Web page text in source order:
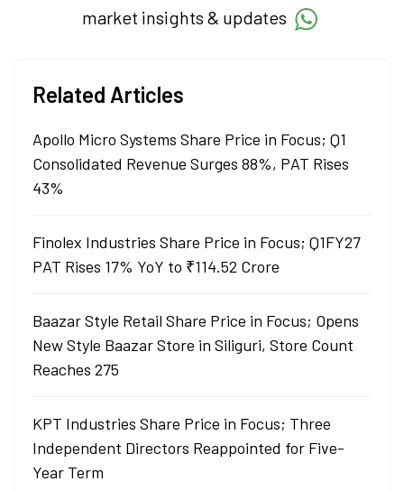
market insights & updates
Related Articles
Apollo Micro Systems Share Price in Focus; Q1
Consolidated Revenue Surges 88%, PAT Rises
43%
Finolex Industries Share Price in Focus; Q1FY27
PAT Rises 17% YoY to ₹114.52 Crore
Baazar Style Retail Share Price in Focus; Opens
New Style Baazar Store in Siliguri, Store Count
Reaches 275
KPT Industries Share Price in Focus; Three
Independent Directors Reappointed for Five-
Year Term